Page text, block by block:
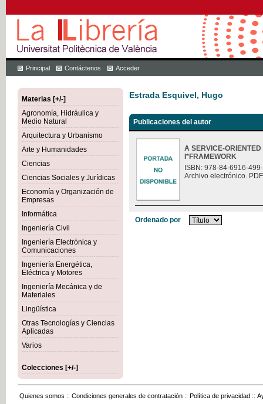
Principal Contáctenos Acceder
Materias [+/-]
Agronomía, Hidráulica y
Medio Natural
Arquitectura y Urbanismo
Arte y Humanidades
Ciencias
Ciencias Sociales y Jurídicas
Economía y Organización de
Empresas
Informática
Ingeniería Civil
Ingeniería Electrónica y
Comunicaciones
Ingeniería Energética,
Eléctrica y Motores
Ingeniería Mecánica y de
Materiales
Lingüística
Otras Tecnologías y Ciencias
Aplicadas
Varios
Colecciones [+/-]
Estrada Esquivel, Hugo
Publicaciones del autor
A SERVICE-
I*FRAMEWORK
ISBN: 978-84-6916-
Archivo electrónico.
Ordenado por
Quienes somos :: Condiciones generales de contratación :: Política de privacidad ::